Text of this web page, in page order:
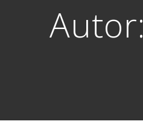
Autor: